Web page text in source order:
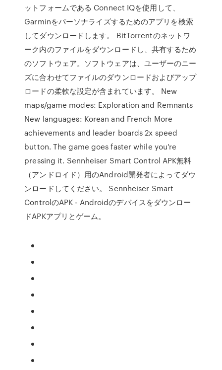
ットフォームである Connect IQを使用して、
Garminをパーソナライズするためのアプリを検索
してダウンロードします。 BitTorrentのネットワ
ーク内のファイルをダウンロードし、共有するため
のソフトウェア。ソフトウェアは、ユーザーのニー
ズに合わせてファイルのダウンロードおよびアップ
ロードの柔軟な設定が含まれています。 New
maps/game modes: Exploration and Remnants
New languages: Korean and French More
achievements and leader boards 2x speed
button. The game goes faster while you're
pressing it. Sennheiser Smart Control APK無料
（アンドロイド）用のAndroid開発者によってダウ
ンロードしてください。 Sennheiser Smart
ControlのAPK - Androidのデバイスをダウンロー
ドAPKアプリとゲーム。